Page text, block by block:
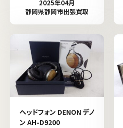
2025年04月
静岡県静岡市出張買取
ヘッドフォン DENON デノ
ン AH-D9200